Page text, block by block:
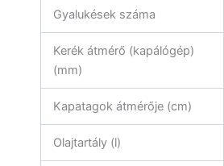
Gyalukések száma
Kerék átmérő (kapálógép)
(mm)
Kapatagok átmérője (cm)
Olajtartály (l)